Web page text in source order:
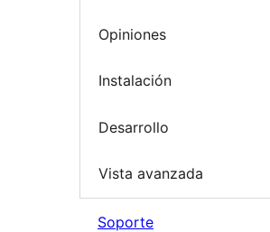
Opiniones
Instalación
Desarrollo
Vista avanzada
Soporte